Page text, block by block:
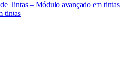
Tintas – Módulo avançado em tintas
tintas